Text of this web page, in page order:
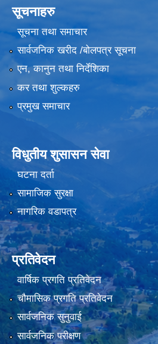
सूचनाहरु
सूचना तथा समाचार
सार्वजनिक खरीद /बोलपत्र सूचना
एन, कानुन तथा निर्देशिका
कर तथा शुल्कहरु
प्रमुख समाचार
विधुतीय शुसासन सेवा
घटना दर्ता
सामाजिक सुरक्षा
नागरिक वडापत्र
प्रतिवेदन
वार्षिक प्रगति प्रतिवेदन
चौमासिक प्रगति प्रतिवेदन
सार्वजनिक सुनुवाई
सार्वजनिक परीक्षण